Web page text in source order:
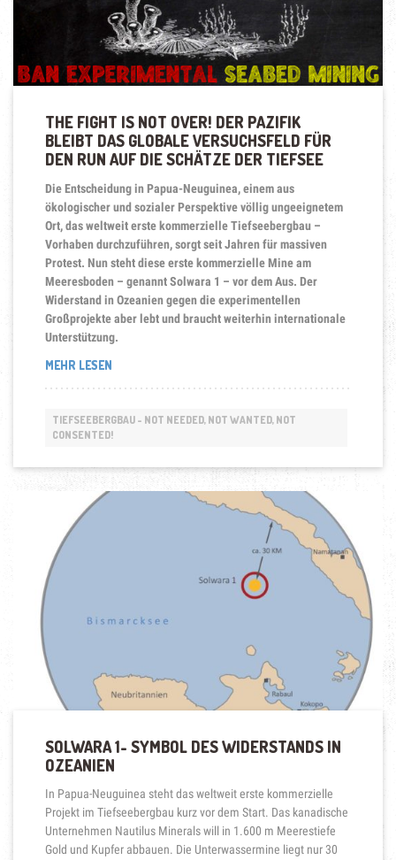
THE FIGHT IS NOT OVER! DER PAZIFIK
BLEIBT DAS GLOBALE VERSUCHSFELD FÜR
DEN RUN AUF DIE SCHÄTZE DER TIEFSEE
Die Entscheidung in Papua-Neuguinea, einem aus
ökologischer und sozialer Perspektive völlig ungeeignetem
Ort, das weltweit erste kommerzielle Tiefseebergbau –
Vorhaben durchzuführen, sorgt seit Jahren für massiven
Protest. Nun steht diese erste kommerzielle Mine am
Meeresboden – genannt Solwara 1 – vor dem Aus. Der
Widerstand in Ozeanien gegen die experimentellen
Großprojekte aber lebt und braucht weiterhin internationale
Unterstützung.
MEHR LESEN„THE
NOT
OVER!
PAZIFIK
BLEIBT
DIE
TIEFSEEBERGBAU - NOT NEEDED, NOT WANTED, NOT
CONSENTED!
SOLWARA 1- SYMBOL DES WIDERSTANDS IN
OZEANIEN
In Papua-Neuguinea steht das weltweit erste kommerzielle
Projekt im Tiefseebergbau kurz vor dem Start. Das kanadische
Unternehmen Nautilus Minerals will in 1.600 m Meerestiefe
Gold und Kupfer abbauen. Die Unterwassermine liegt nur 30